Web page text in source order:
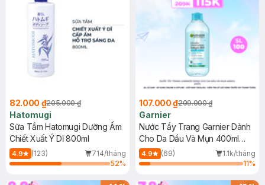
82.000 ₫205.000 ₫
Hatomugi
Sữa Tắm Hatomugi Dưỡng Ẩm
Chiết Xuất Ý Dĩ 800ml
4.9 (123)
714/tháng
52%
107.000 ₫209.000 ₫
Garnier
Nước Tẩy Trang Garnier Dành
Cho Da Dầu Và Mụn 400ml
(Mới)
4.9 (69)
1.1k/tháng
11%